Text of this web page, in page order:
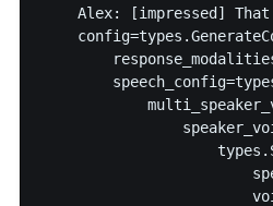
Alex: [impressed]